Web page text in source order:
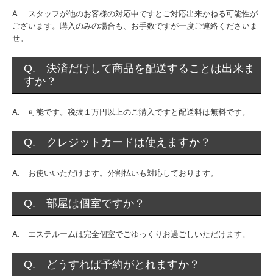
A. スタッフが他のお客様の対応中ですとご対応出来かねる可能性が
ございます。購入のみの場合も、お手数ですが一度ご連絡くださいま
せ。
Q. 決済だけして商品を配送することは出来ま
すか？
A. 可能です。税抜１万円以上のご購入ですと配送料は無料です。
Q. クレジットカードは使えますか？
A. お使いいただけます。分割払いも対応しております。
Q. 部屋は個室ですか？
A. エステルームは完全個室でごゆっくりお過ごしいただけます。
Q. どうすれば予約がとれますか？